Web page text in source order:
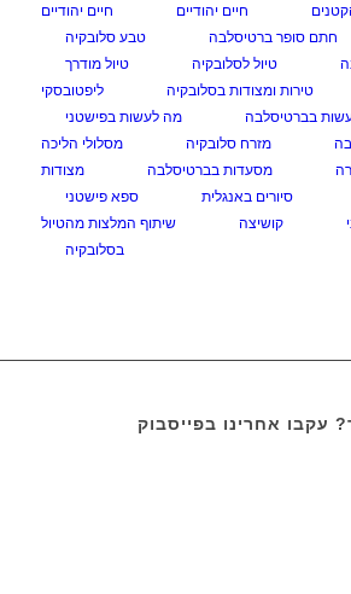
חיים יהודיים
חיים יהודיים
חתם סופר ברטיסלבה
טבע סלובקיה
טיול לסלובקיה
טיול מודרך
טירות ומצודות בסלובקיה
ליפטובסקי
בברטיסלבה
מה לעשות בפישטני
מזרח סלובקיה
מסלולי הליכה
מסעדות בברטיסלבה
מצודות
סיורים באנגלית
ספא פישטני
קושיצה
שיתוף המלצות מהטיול
בסלובקיה
אחרינו בפייסבוק